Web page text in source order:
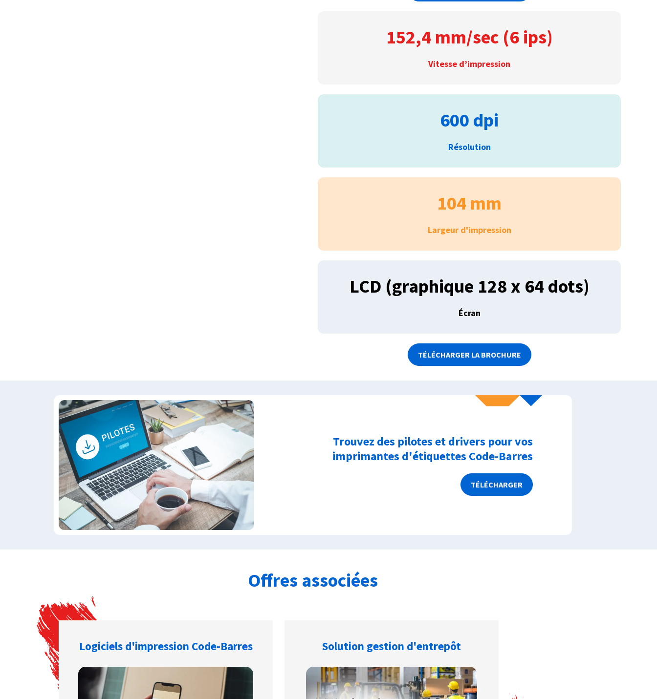
152,4 mm/sec (6 ips)
Vitesse d’impression
600 dpi
Résolution
104 mm
Largeur d'impression
LCD (graphique 128 x 64 dots)
Écran
TÉLÉCHARGER LA BROCHURE
Trouvez des pilotes et drivers pour vos
imprimantes d'étiquettes Code-Barres
TÉLÉCHARGER
Offres associées
Logiciels d'impression Code-Barres Solution gestion d'entrepôt